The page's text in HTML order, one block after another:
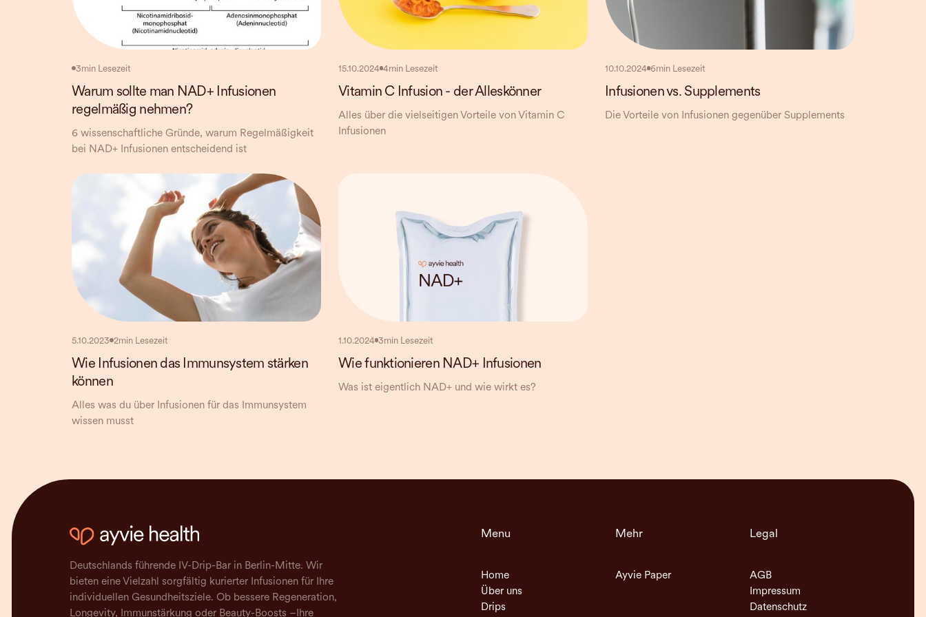
3min Lesezeit
Warum sollte man NAD+ Infusionen
regelmäßig nehmen?
6 wissenschaftliche Gründe, warum Regelmäßigkeit
bei NAD+ Infusionen entscheidend ist
15.10.2024 4min Lesezeit
Vitamin C Infusion - der Alleskönner
Alles über die vielseitigen Vorteile von Vitamin C
Infusionen
10.10.2024 6min Lesezeit
Infusionen vs. Supplements
Die Vorteile von Infusionen gegenüber Supplements
5.10.2023 2min Lesezeit
Wie Infusionen das Immunsystem stärken
können
Alles was du über Infusionen für das Immunsystem
wissen musst
1.10.2024 3min Lesezeit
Wie funktionieren NAD+ Infusionen
Was ist eigentlich NAD+ und wie wirkt es?
Deutschlands führende IV-Drip-Bar in Berlin-Mitte. Wir
bieten eine Vielzahl sorgfältig kurierter Infusionen für Ihre
individuellen Gesundheitsziele. Ob bessere Regeneration,
Longevity, Immunstärkung oder Beauty-Boosts –Ihre
Menu
Home
Über uns
Drips
Mehr
Ayvie Paper
Legal
AGB
Impressum
Datenschutz